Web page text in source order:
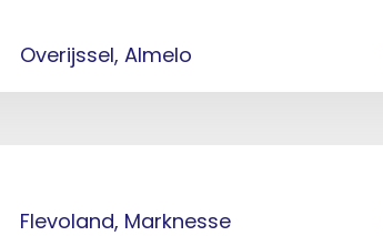
Overijssel, Almelo
Flevoland, Marknesse